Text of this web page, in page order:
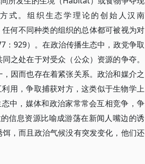
式。组织生态学理论的创始人汉南
任何不同种类的组织的总体都可被视为对
929）。在政治传播生态中，政党争取
之处在于对受众（公众）资源的争夺。
因而也存在着紧张关系。政治和媒介之
用，争取捕获对方，这类似于生物学上
中，媒体和政治家常常会互相竞争，争
信息资源比喻成游荡在新闻人嘴边的诱
，而且政治气候没有突发变化，他们还